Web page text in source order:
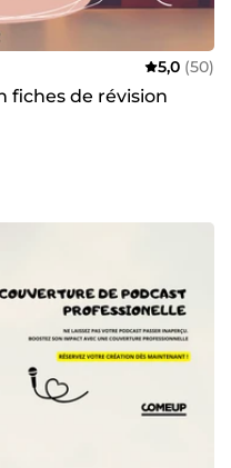
5,0 (50)
fiches de révision